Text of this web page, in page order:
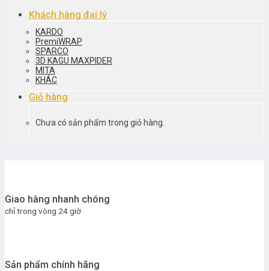
Khách hàng đại lý
KARDO
PremiWRAP
SPARCO
3D KAGU MAXPIDER
MITA
KHÁC
Giỏ hàng
Chưa có sản phẩm trong giỏ hàng.
Giao hàng nhanh chóng
chỉ trong vòng 24 giờ
Sản phẩm chính hãng